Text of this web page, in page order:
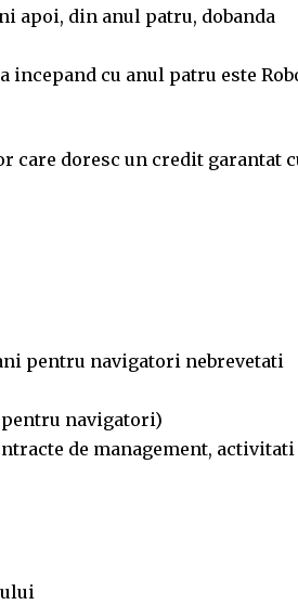
apoi, din anul patru, dobanda
incepand cu anul patru este
care doresc un credit garantat
pentru navigatori nebrevetati
navigatori)
de management, activitati